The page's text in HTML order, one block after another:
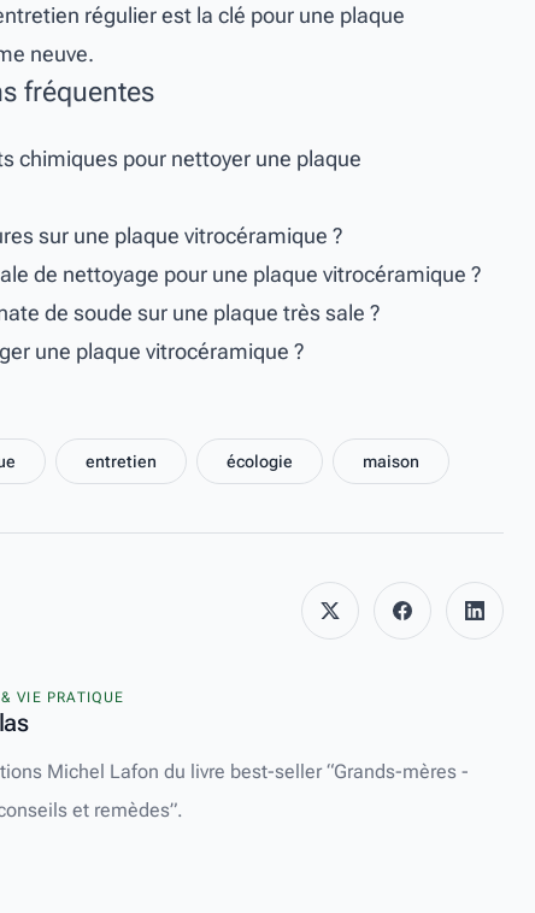
régulier est la clé pour une plaque
neuve.
fréquentes
chimiques pour nettoyer une plaque
sur une plaque vitrocéramique ?
de nettoyage pour une plaque vitrocéramique ?
de soude sur une plaque très sale ?
une plaque vitrocéramique ?
entretien écologie maison
x facebooklinkedin
VIE PRATIQUE
Michel Lafon du livre best-seller “Grands-mères -
et remèdes”.